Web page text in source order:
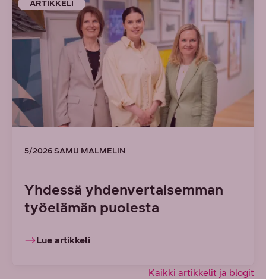
ARTIKKELI
5/2026 SAMU MALMELIN
Yhdessä yhdenvertaisemman
työelämän puolesta
Lue artikkeli
Kaikki artikkelit ja blogit